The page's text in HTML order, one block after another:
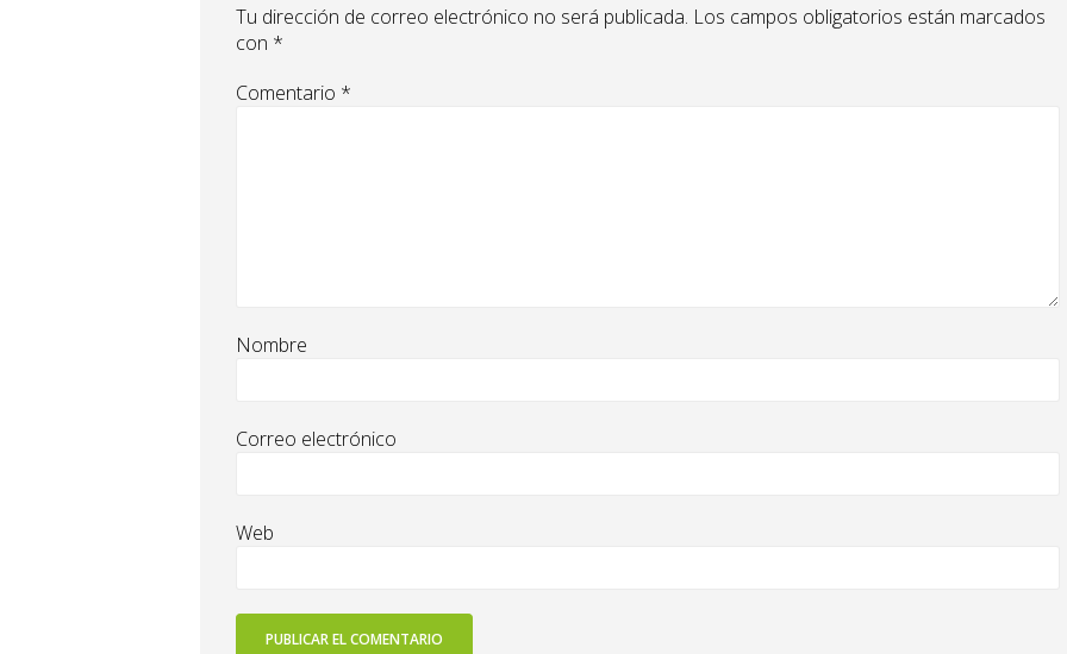
Tu dirección de correo electrónico no será publicada. Los campos obligatorios están marcados
con *
Comentario *
Nombre
Correo electrónico
Web